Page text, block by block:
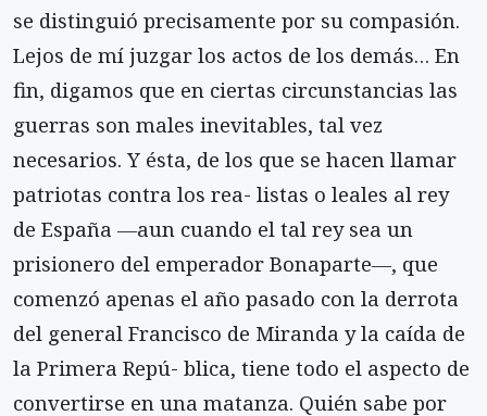
se distinguió precisamente por su compasión.
Lejos de mí juzgar los actos de los demás… En
fin, digamos que en ciertas circunstancias las
guerras son males inevitables, tal vez
necesarios. Y ésta, de los que se hacen llamar
patriotas contra los rea- listas o leales al rey
de España ―aun cuando el tal rey sea un
prisionero del emperador Bonaparte―, que
comenzó apenas el año pasado con la derrota
del general Francisco de Miranda y la caída de
la Primera Repú- blica, tiene todo el aspecto de
convertirse en una matanza. Quién sabe por